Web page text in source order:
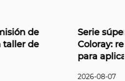
a la intemperie de
el desafío de
en exteriores